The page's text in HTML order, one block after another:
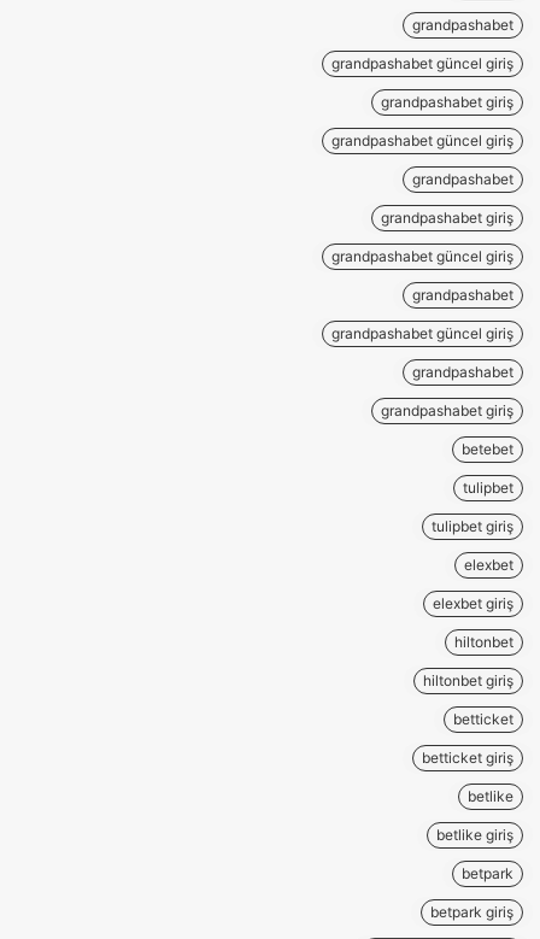
grandpashabet
grandpashabet güncel giriş
grandpashabet giriş
grandpashabet güncel giriş
grandpashabet
grandpashabet giriş
grandpashabet güncel giriş
grandpashabet
grandpashabet güncel giriş
grandpashabet
grandpashabet giriş
betebet
tulipbet
tulipbet giriş
elexbet
elexbet giriş
hiltonbet
hiltonbet giriş
betticket
betticket giriş
betlike
betlike giriş
betpark
betpark giriş